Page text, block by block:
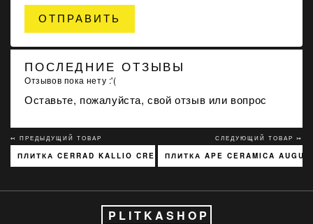
ОТПРАВИТЬ
ПОСЛЕДНИЕ ОТЗЫВЫ
Отзывов пока нету :'(
Оставьте, пожалуйста, свой отзыв или вопрос
↢ ПРЕДЫДУЩИЙ ТОВАР
ПЛИТКА CERRAD KALLIO CREAM 3768 15X45
СЛЕДУЮЩИЙ ТОВАР ↣
ПЛИТКА APE CERAMICA
PLITKASHOP